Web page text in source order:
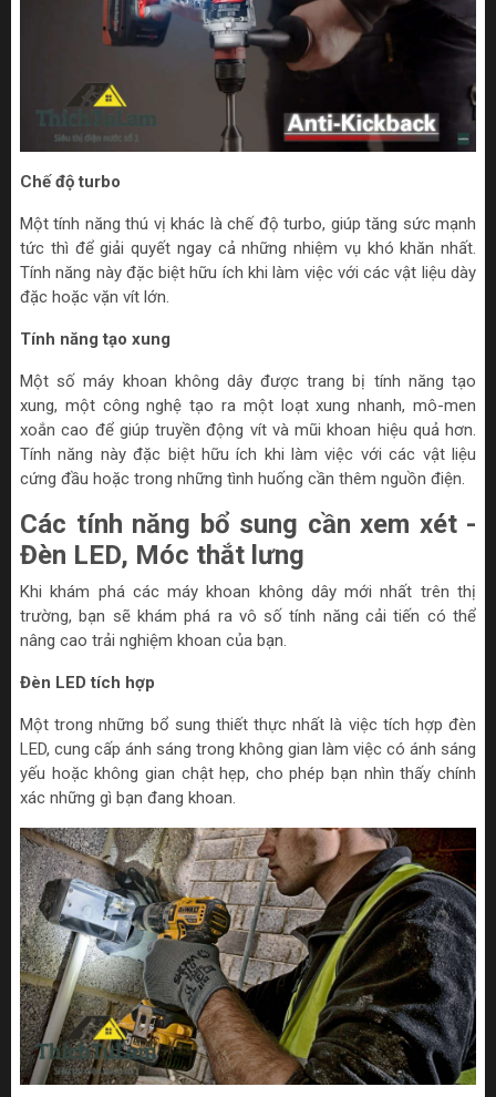
Chế độ turbo
Một tính năng thú vị khác là chế độ turbo, giúp tăng sức mạnh
tức thì để giải quyết ngay cả những nhiệm vụ khó khăn nhất.
Tính năng này đặc biệt hữu ích khi làm việc với các vật liệu dày
đặc hoặc vặn vít lớn.
Tính năng tạo xung
Một số máy khoan không dây được trang bị tính năng tạo
xung, một công nghệ tạo ra một loạt xung nhanh, mô-men
xoắn cao để giúp truyền động vít và mũi khoan hiệu quả hơn.
Tính năng này đặc biệt hữu ích khi làm việc với các vật liệu
cứng đầu hoặc trong những tình huống cần thêm nguồn điện.
Các tính năng bổ sung cần xem xét -
Đèn LED, Móc thắt lưng
Khi khám phá các máy khoan không dây mới nhất trên thị
trường, bạn sẽ khám phá ra vô số tính năng cải tiến có thể
nâng cao trải nghiệm khoan của bạn.
Đèn LED tích hợp
Một trong những bổ sung thiết thực nhất là việc tích hợp đèn
LED, cung cấp ánh sáng trong không gian làm việc có ánh sáng
yếu hoặc không gian chật hẹp, cho phép bạn nhìn thấy chính
xác những gì bạn đang khoan.